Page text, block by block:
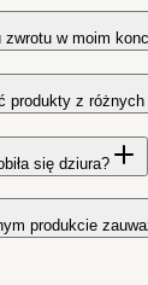
w moim
produkty z różnych
się dziura?
produkcie